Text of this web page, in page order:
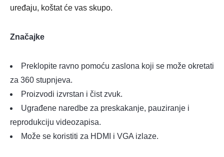
uređaju, koštat će vas skupo.
Značajke
Preklopite ravno pomoću zaslona koji se može okretati
za 360 stupnjeva.
Proizvodi izvrstan i čist zvuk.
Ugrađene naredbe za preskakanje, pauziranje i
reprodukciju videozapisa.
Može se koristiti za HDMI i VGA izlaze.